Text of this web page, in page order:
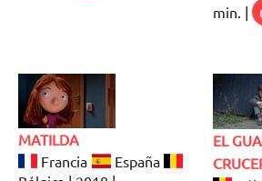
min. |
MATILDA
Francia
España
EL